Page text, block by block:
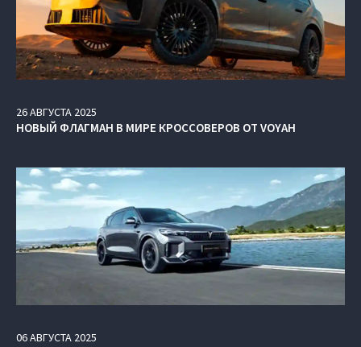
26АВГУСТА 2025
НОВЫЙ ФЛАГМАН В МИРЕ КРОССОВЕРОВ ОТ VOYAH
06АВГУСТА 2025